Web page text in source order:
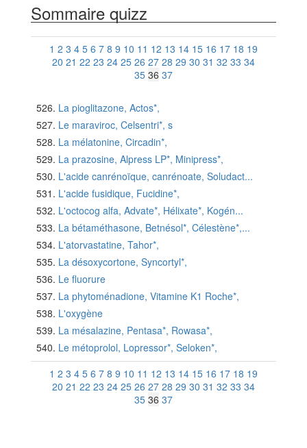
Sommaire quizz
1 2 3 4 5 6 7 8 9 10 11 12 13 14 15 16 17 18 19
20 21 22 23 24 25 26 27 28 29 30 31 32 33 34
35 36 37
La pioglitazone, Actos*,
Le maraviroc, Celsentri*, s
La mélatonine, Circadin*,
La prazosine, Alpress LP*, Minipress*,
L'acide canrénoïque, canrénoate, Soludact...
L'acide fusidique, Fucidine*,
L'octocog alfa, Advate*, Hélixate*, Kogén...
La bétaméthasone, Betnésol*, Célestène*,...
L'atorvastatine, Tahor*,
La désoxycortone, Syncortyl*,
Le fluorure
La phytoménadione, Vitamine K1 Roche*,
L'oxygène
La mésalazine, Pentasa*, Rowasa*,
Le métoprolol, Lopressor*, Seloken*,
1 2 3 4 5 6 7 8 9 10 11 12 13 14 15 16 17 18 19
20 21 22 23 24 25 26 27 28 29 30 31 32 33 34
35 36 37